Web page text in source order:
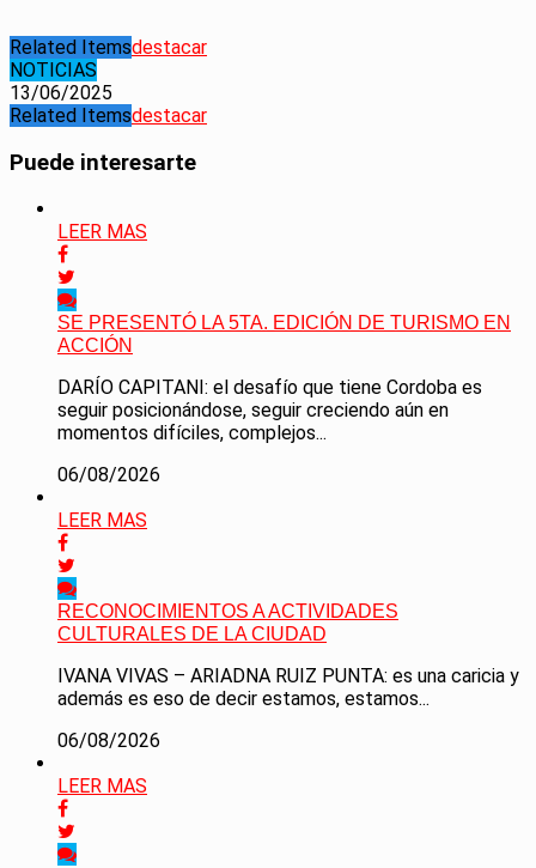
Related Itemsdestacar
NOTICIAS
13/06/2025
Related Itemsdestacar
Puede interesarte
LEER MAS
SE PRESENTÓ LA 5TA. EDICIÓN DE TURISMO EN
ACCIÓN
DARÍO CAPITANI: el desafío que tiene Cordoba es
seguir posicionándose, seguir creciendo aún en
momentos difíciles, complejos...
06/08/2026
LEER MAS
RECONOCIMIENTOS A ACTIVIDADES
CULTURALES DE LA CIUDAD
IVANA VIVAS – ARIADNA RUIZ PUNTA: es una caricia y
además es eso de decir estamos, estamos...
06/08/2026
LEER MAS